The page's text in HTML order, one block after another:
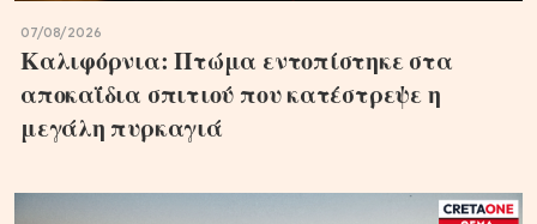
07/08/2026
Καλιφόρνια: Πτώμα εντοπίστηκε στα
αποκαΐδια σπιτιού που κατέστρεψε η
μεγάλη πυρκαγιά